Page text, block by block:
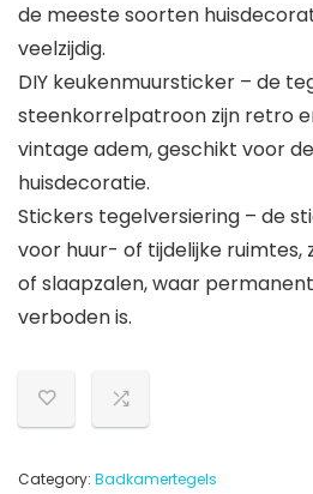
de meeste soorten
veelzijdig.
DIY keukenmuursticker – de
steenkorrelpatroon zijn retro
vintage adem, geschikt voor
huisdecoratie.
Stickers tegelversiering – de
voor huur- of tijdelijke
of slaapzalen, waar
verboden is.
Category: Badkamertegels